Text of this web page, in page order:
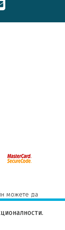
можете да